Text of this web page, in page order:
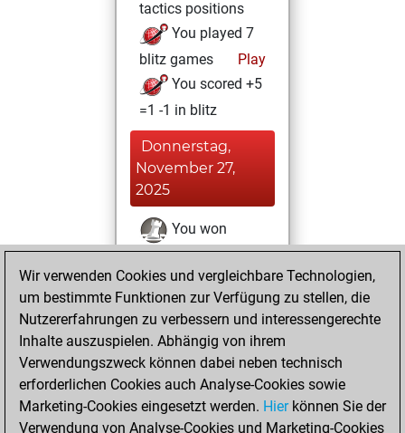
tactics positions
You played 7
blitz games
Play
You scored +5
=1 -1 in blitz
Donnerstag,
November 27,
2025
You won
against Fritz
Fritz
You achieved a
BeautyScore of 10
new Elo of 1621
Dienstag,
November 25,
Wir verwenden Cookies und vergleichbare Technologien,
um bestimmte Funktionen zur Verfügung zu stellen, die
Nutzererfahrungen zu verbessern und interessengerechte
Inhalte auszuspielen. Abhängig von ihrem
Verwendungszweck können dabei neben technisch
erforderlichen Cookies auch Analyse-Cookies sowie
Marketing-Cookies eingesetzt werden. Hierkönnen Sie der
Verwendung von Analyse-Cookies und Marketing-Cookies